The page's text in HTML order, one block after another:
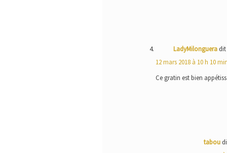
LadyMilonguera
12 mars 2018 à 10 h 10
Ce gratin est bien
tabou